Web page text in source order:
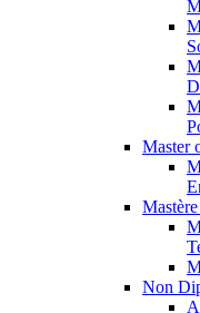
Master
Non